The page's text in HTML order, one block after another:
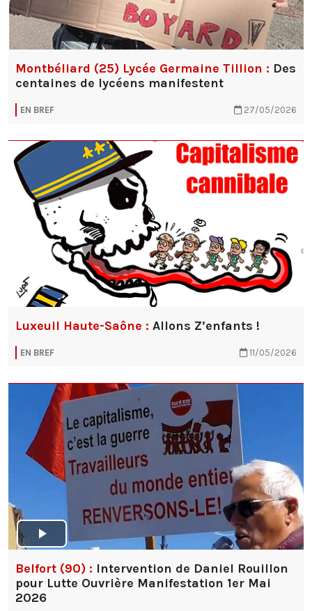
Montbéliard (25) Lycée Germaine Tillion : Des
centaines de lycéens manifestent
EN BREF 27/05/2026
Luxeuil Haute-Saône : Allons Z’enfants !
EN BREF 11/05/2026
Belfort (90) : Intervention de Daniel Rouillon
pour Lutte Ouvrière Manifestation 1er Mai
2026